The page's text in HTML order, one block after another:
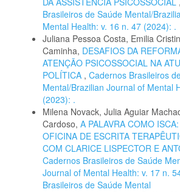
Brasileiros de Saúde Mental/
Mental Health: v. 16 n. 47 (2024): .
Juliana Pessoa Costa, Emilia
Caminha, DESAFIOS DA
ATENÇÃO PSICOSSOCIAL NA
POLÍTICA , Cadernos Brasileiros
Mental/Brazilian Journal of Mental
(2023): .
Milena Novack, Julia Aguiar
Cardoso, A PALAVRA COMO
OFICINA DE ESCRITA
COM CLARICE LISPECTOR E
Cadernos Brasileiros de Saúde
Journal of Mental Health: v. 17 n.
Brasileiros de Saúde Mental